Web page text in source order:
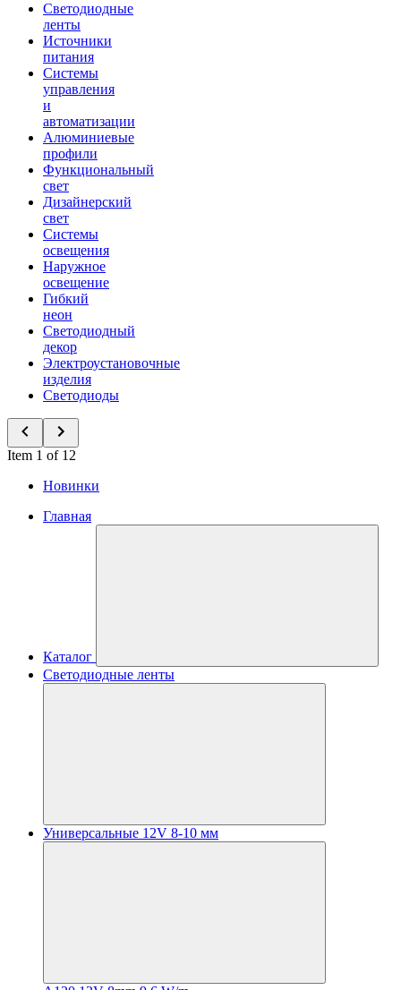
Светодиодные
ленты
Источники
питания
Системы
управления
и
автоматизации
Алюминиевые
профили
Функциональный
свет
Дизайнерский
свет
Системы
освещения
Наружное
освещение
Гибкий
неон
Светодиодный
декор
Электроустановочные
изделия
Светодиоды
Item 1 of 12
Новинки
Главная
Каталог
Светодиодные ленты
Универсальные 12V 8-10 мм